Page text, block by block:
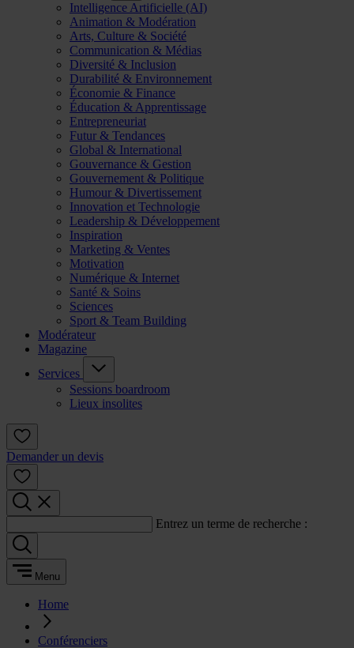
Intelligence Artificielle (AI)
Animation & Modération
Arts, Culture & Société
Communication & Médias
Diversité & Inclusion
Durabilité & Environnement
Économie & Finance
Éducation & Apprentissage
Entrepreneuriat
Futur & Tendances
Global & International
Gouvernance & Gestion
Gouvernement & Politique
Humour & Divertissement
Innovation et Technologie
Leadership & Développement
Inspiration
Marketing & Ventes
Motivation
Numérique & Internet
Santé & Soins
Sciences
Sport & Team Building
Modérateur
Magazine
Services
Sessions boardroom
Lieux insolites
Demander un devis
Entrez un terme de recherche :
Menu
Home
Conférenciers